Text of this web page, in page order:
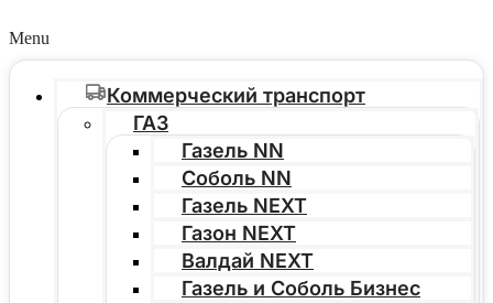
Menu
Коммерческий транспорт
ГАЗ
Газель NN
Соболь NN
Газель NEXT
Газон NEXT
Валдай NEXT
Газель и Соболь Бизнес